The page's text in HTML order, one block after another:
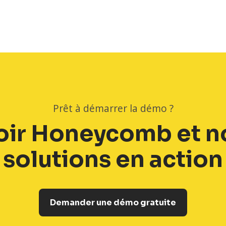
Prêt à démarrer la démo ?
Honeycomb et
solutions en action
Demander une démo gratuite